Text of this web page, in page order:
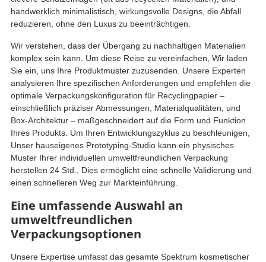
handwerklich minimalistisch, wirkungsvolle Designs, die Abfall
reduzieren, ohne den Luxus zu beeinträchtigen.
Wir verstehen, dass der Übergang zu nachhaltigen Materialien
komplex sein kann. Um diese Reise zu vereinfachen, Wir laden
Sie ein, uns Ihre Produktmuster zuzusenden. Unsere Experten
analysieren Ihre spezifischen Anforderungen und empfehlen die
optimale Verpackungskonfiguration für Recyclingpapier –
einschließlich präziser Abmessungen, Materialqualitäten, und
Box-Architektur – maßgeschneidert auf die Form und Funktion
Ihres Produkts. Um Ihren Entwicklungszyklus zu beschleunigen,
Unser hauseigenes Prototyping-Studio kann ein physisches
Muster Ihrer individuellen umweltfreundlichen Verpackung
herstellen 24 Std., Dies ermöglicht eine schnelle Validierung und
einen schnelleren Weg zur Markteinführung.
Eine umfassende Auswahl an
umweltfreundlichen
Verpackungsoptionen
Unsere Expertise umfasst das gesamte Spektrum kosmetischer